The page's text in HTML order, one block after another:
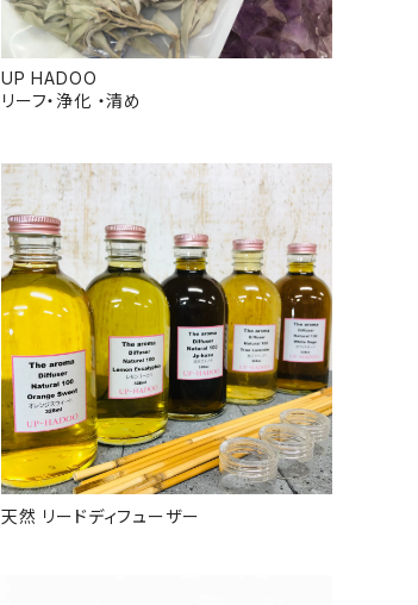
UP HADOO
リーフ・浄化 ・清め
天然 リードディフューザー